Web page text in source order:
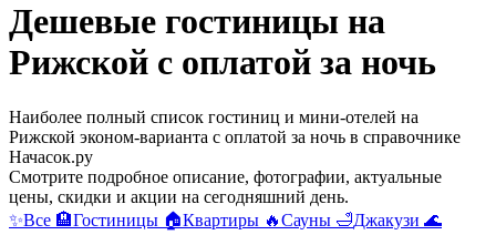
Дешевые гостиницы на
Рижской с оплатой за ночь
Наиболее полный список гостиниц и мини-отелей на
Рижской эконом-варианта с оплатой за ночь в справочнике
Начасок.ру
Смотрите подробное описание, фотографии, актуальные
цены, скидки и акции на сегодняшний день.
✨Все 🏨Гостиницы 🏠Квартиры 🔥Сауны 🛁Джакузи 🌊